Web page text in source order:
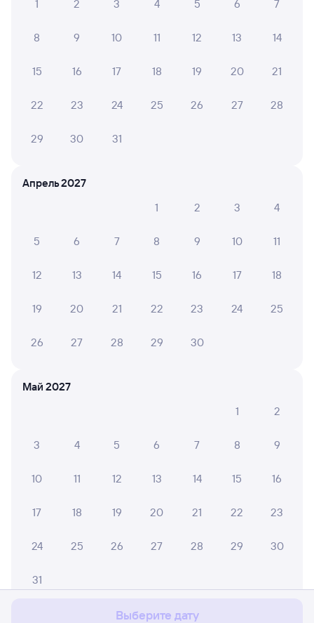
1
2 3 4 5 6 7
8 9 10 11 12 13 14
15 16 17 18 19 20 21
22 23 24 25 26 27 28
29 30 31
Апрель 2027
1
2 3 4
5 6 7 8 9 10 11
12 13 14 15 16 17 18
19 20 21 22 23 24 25
26 27 28 29 30
Май 2027
1
2
3 4 5 6 7 8 9
10 11 12 13 14 15 16
17 18 19 20 21 22 23
24 25 26 27 28 29 30
31
Выберите дату